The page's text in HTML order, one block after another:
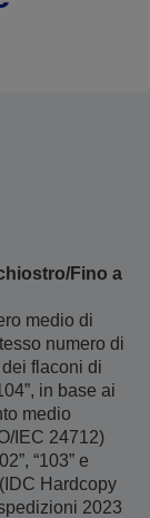
Fino a
medio di
numero di
flaconi di
in base ai
medio
IEC 24712)
“103” e
Hardcopy
2023